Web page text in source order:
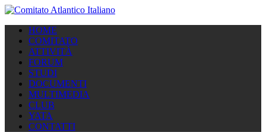
HOME
COMITATO
ATTIVITÀ
FORUM
STUDI
DOCUMENTI
MULTIMEDIA
CLUB
YATA
CONTATTI